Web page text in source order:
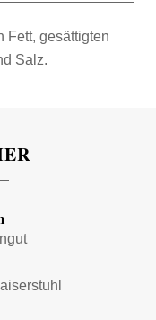
Fett, gesättigten
Salz.